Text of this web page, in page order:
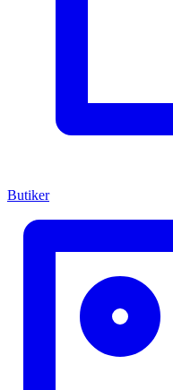
Butiker